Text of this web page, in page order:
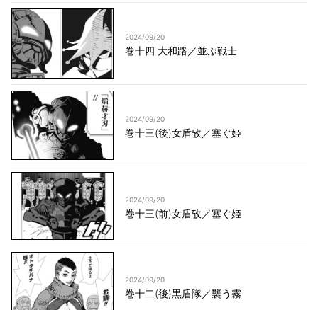
2024/09/20
巻十四 大和路／並ぶ戦士
2024/09/20
巻十三(後)女盾攷／塞ぐ姫
2024/09/20
巻十三(前)女盾攷／塞ぐ姫
2024/09/20
巻十二(後)黒盾隊／襲う霧